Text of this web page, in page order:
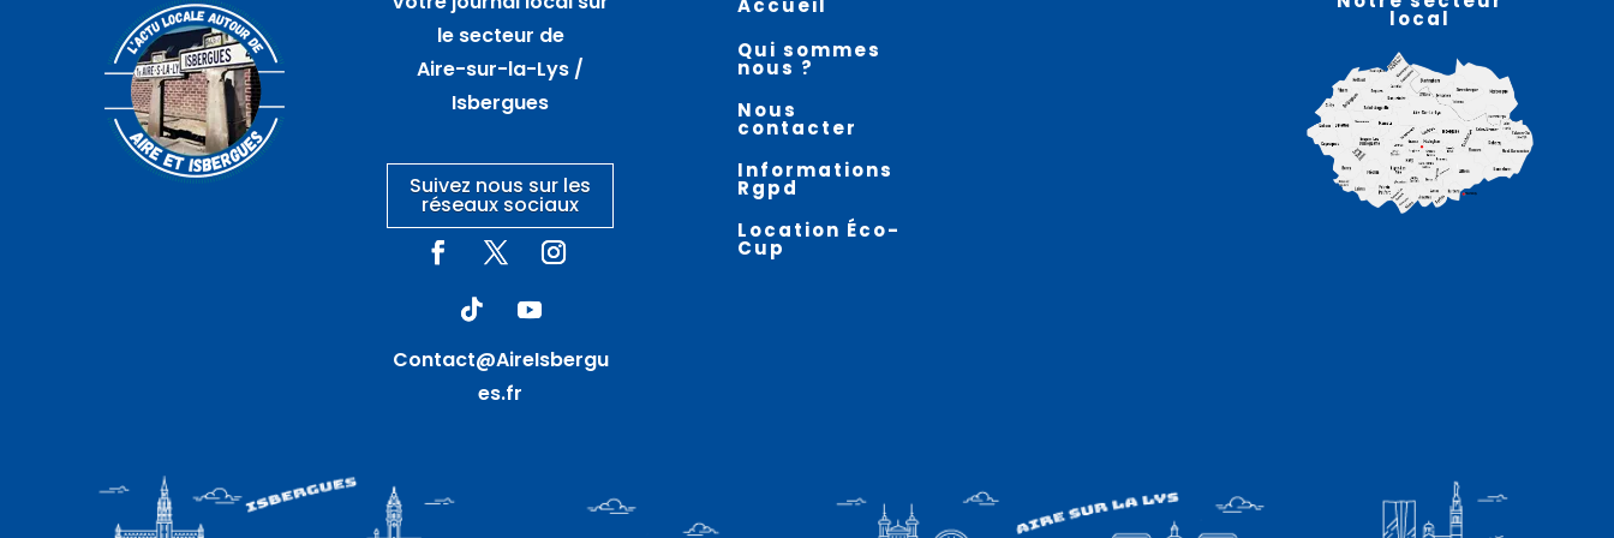
Vide maison – HAM EN
ARTOIS
Moules frites à la
guinguette –
GUARBECQUE
le secteur de
Aire-sur-la-Lys /
Isbergues
Suivez nous sur les
réseaux sociaux
Contact@AireIsbergu
es.fr
Qui sommes
nous ?
Nous
contacter
Informations
Rgpd
Location Éco-
Cup
local